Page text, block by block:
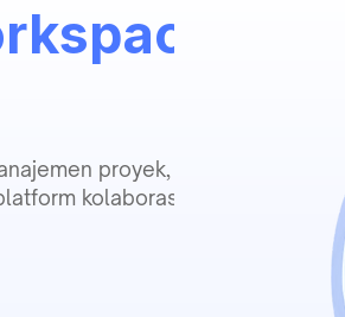
proyek,
kolaborasi